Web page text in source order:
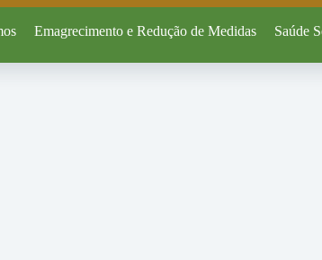
Emagrecimento e Redução de Medidas Saúde